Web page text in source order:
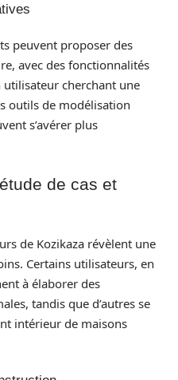
peuvent proposer des
avec des fonctionnalités
utilisateur cherchant une
outils de modélisation
s’avérer plus
de cas et
de Kozikaza révèlent une
Certains utilisateurs, en
à élaborer des
tandis que d’autres se
intérieur de maisons